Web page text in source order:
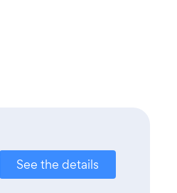
See the details